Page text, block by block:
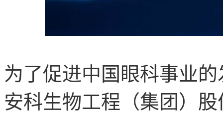
为了促进中国眼科事业
安科生物工程（集团）